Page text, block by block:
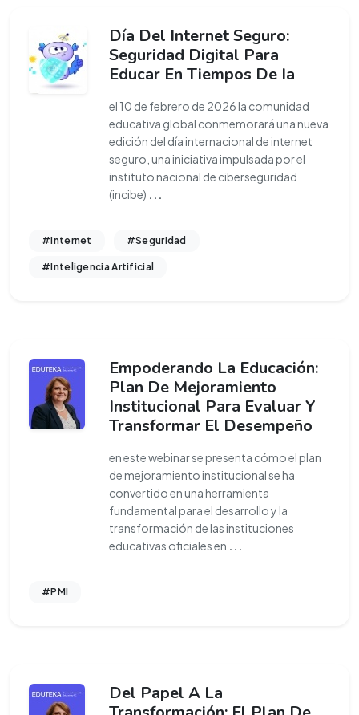
Día Del Internet Seguro:
Seguridad Digital Para
Educar En Tiempos De Ia
el 10 de febrero de 2026 la comunidad
educativa global conmemorará una nueva
edición del día internacional de internet
seguro, una iniciativa impulsada por el
instituto nacional de ciberseguridad
(incibe) ...
#Internet #Seguridad
#Inteligencia Artificial
Empoderando La Educación:
Plan De Mejoramiento
Institucional Para Evaluar Y
Transformar El Desempeño
en este webinar se presenta cómo el plan
de mejoramiento institucional se ha
convertido en una herramienta
fundamental para el desarrollo y la
transformación de las instituciones
educativas oficiales en ...
#PMI
Del Papel A La